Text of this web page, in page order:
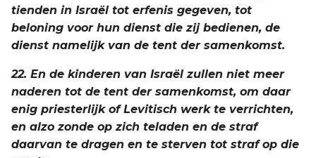
tienden in Israël tot erfenis gegeven, tot
beloning voor hun dienst die zij bedienen, de
dienst namelijk van de tent der samenkomst.
22. En de kinderen van Israël zullen niet meer
naderen tot de tent der samenkomst, om daar
enig priesterlijk of Levitisch werk te verrichten,
en alzo zonde op zich teladen en de straf
daarvan te dragen en te sterven tot straf op die